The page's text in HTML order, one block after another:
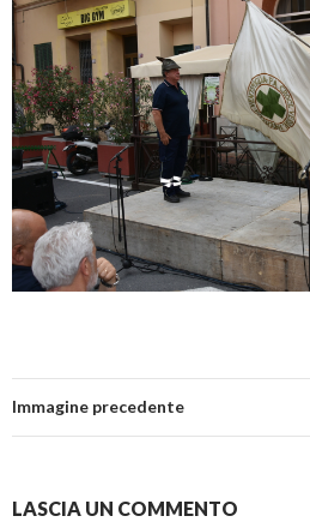
Immagine precedente
LASCIA UN COMMENTO